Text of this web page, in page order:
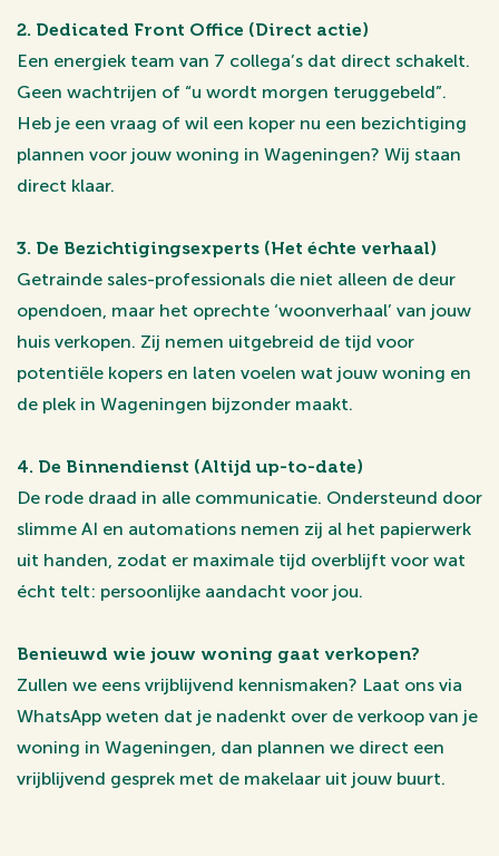
2. Dedicated Front Office (Direct actie)
Een energiek team van 7 collega’s dat direct schakelt.
Geen wachtrijen of “u wordt morgen teruggebeld”.
Heb je een vraag of wil een koper nu een bezichtiging
plannen voor jouw woning in Wageningen? Wij staan
direct klaar.
3. De Bezichtigingsexperts (Het échte verhaal)
Getrainde sales-professionals die niet alleen de deur
opendoen, maar het oprechte ‘woonverhaal’ van jouw
huis verkopen. Zij nemen uitgebreid de tijd voor
potentiële kopers en laten voelen wat jouw woning en
de plek in Wageningen bijzonder maakt.
4. De Binnendienst (Altijd up-to-date)
De rode draad in alle communicatie. Ondersteund door
slimme AI en automations nemen zij al het papierwerk
uit handen, zodat er maximale tijd overblijft voor wat
écht telt: persoonlijke aandacht voor jou.
Benieuwd wie jouw woning gaat verkopen?
Zullen we eens vrijblijvend kennismaken? Laat ons via
WhatsApp weten dat je nadenkt over de verkoop van je
woning in Wageningen, dan plannen we direct een
vrijblijvend gesprek met de makelaar uit jouw buurt.